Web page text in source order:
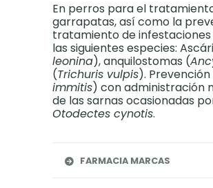
En perros para el
garrapatas, así como la
tratamiento de
las siguientes especies:
leonina), anquilostomas (
(Trichuris vulpis).
immitis) con administración
de las sarnas ocasionadas
Otodectes cynotis.
FARMACIA MARCAS